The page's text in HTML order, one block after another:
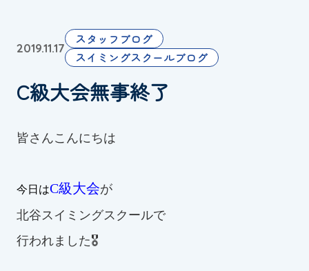
団体会員募集
保護者の方へ
採用情報
カレンダー
波スイタイムズ
2019.11.17
スタッフブログ
スイミングスクールブログ
C級大会無事終了
皆さんこんにちは
今日はC級大会が
北谷スイミングスクールで
行われました🎖